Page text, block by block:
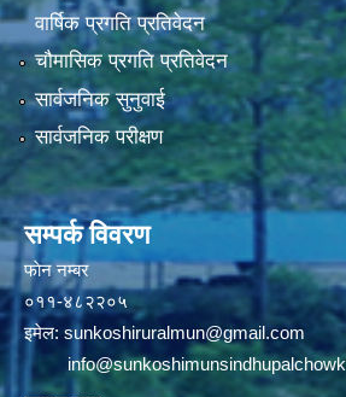
वार्षिक प्रगति प्रतिवेदन
चौमासिक प्रगति प्रतिवेदन
सार्वजनिक सुनुवाई
सार्वजनिक परीक्षण
सम्पर्क विवरण
फाेन न‌‍‍‍‌‌म्बर
०११-४८२२०५
इमेल: sunkoshiruralmun@gmail.com